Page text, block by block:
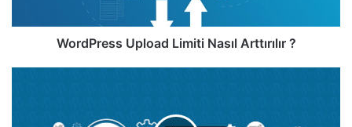
WordPress Upload Limiti Nasıl Arttırılır ?